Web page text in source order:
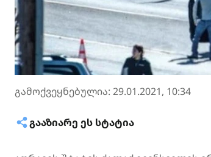
გამოქვეყნებულია: 29.01.2021, 10:34
ᲒᲐᲐᲖᲘᲐᲠᲔ ᲔᲡ ᲡᲢᲐᲢᲘᲐ